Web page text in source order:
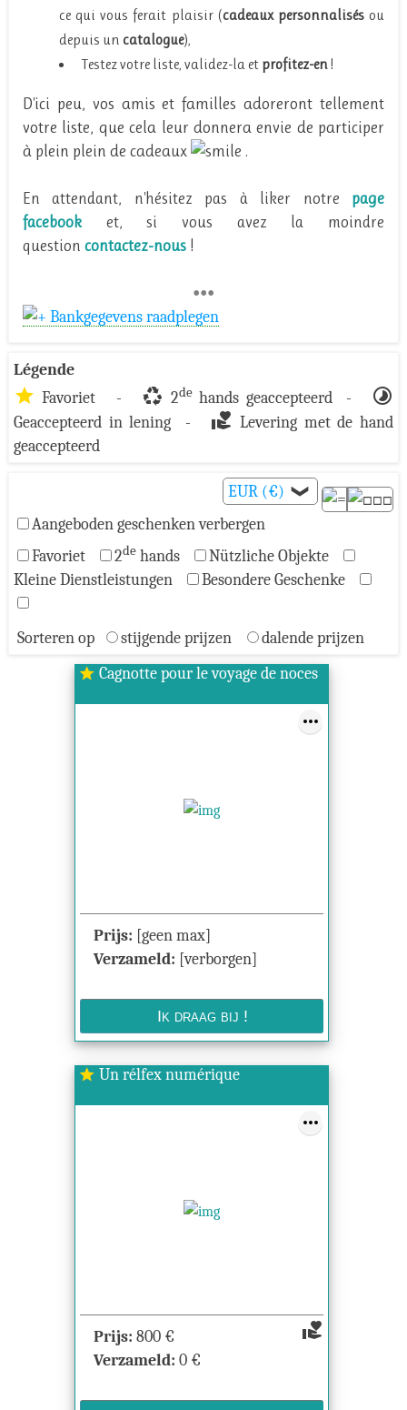
ce qui vous ferait plaisir (cadeaux personnalisésou
depuis un catalogue),
Testez votre liste, validez-la et profitez-en!
D'ici peu, vos amis et familles adoreront tellement
votre liste, que cela leur donnera envie de participer
à plein plein de cadeaux
.
En attendant, n'hésitez pas à liker notre page
facebook et, si vous avez la moindre
question contactez-nous !
•••
Bankgegevens raadplegen
Légende
star Favoriet - recycling 2dehands geaccepteerd - timelapse
Geaccepteerd in lening - volunteer_activism Levering met de hand
geaccepteerd
EUR (€)❯
Aangeboden geschenken verbergen
Favoriet
2de hands
Nützliche Objekte
Kleine Dienstleistungen
Besondere Geschenke
Sorteren op stijgende prijzen dalende prijzen
star Cagnotte pour le voyage de noces
Prijs: [geen max]
Verzameld: [verborgen]
star Un rélfex numérique
volunteer_activism
Prijs: 800 €
Verzameld: 0 €